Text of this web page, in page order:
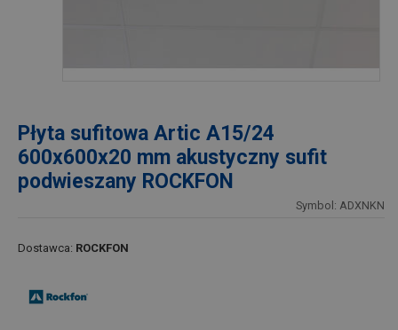
Płyta sufitowa Artic A15/24
600x600x20 mm akustyczny sufit
podwieszany ROCKFON
Symbol: ADXNKN
Dostawca: ROCKFON